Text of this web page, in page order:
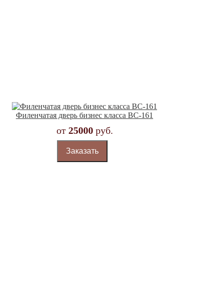
Филенчатая дверь бизнес класса BC-161
от 25000руб.
Заказать